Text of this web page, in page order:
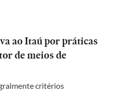
ao Itaú por práticas
de meios de
critérios